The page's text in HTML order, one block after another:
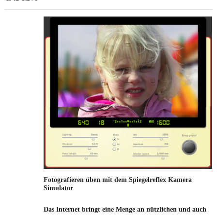
Fotografieren üben mit dem Spiegelreflex Kamera
Simulator
Das Internet bringt eine Menge an nützlichen und auch